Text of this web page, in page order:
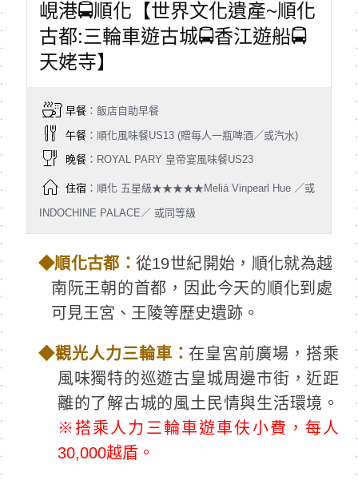
峴港🚍順化【世界文化遺產~順化
古都:三輪車遊古城🚍香江遊船🚍
天姥寺】
早餐：飯店自助早餐
午餐：順化風味餐US13 (贈每人一瓶啤酒／或汽水)
晚餐：ROYAL PARY 皇帝宴風味餐US23
住宿：順化 五星級★★★★★Meliá Vinpearl Hue ／或
INDOCHINE PALACE／ 或同等級
◆順化古都：從19世紀開始，順化就為越
南阮王朝的首都，因此今天的順化到處
可見王宮、王陵等歷史遺跡。
◆觀光人力三輪車： 在皇宮前廣場，搭乘
風味獨特的巡遊古皇城周邊市街，近距
離的了解古城的風土民情與生活環境。
※搭乘人力三輪車遊車伕小費，每人
30,000越盾。